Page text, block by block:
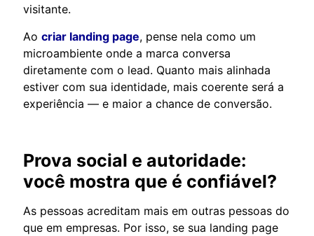
visitante.
Ao criar landing page, pense nela como um
microambiente onde a marca conversa
diretamente com o lead. Quanto mais alinhada
estiver com sua identidade, mais coerente será a
experiência — e maior a chance de conversão.
Prova social e autoridade:
você mostra que é confiável?
As pessoas acreditam mais em outras pessoas do
que em empresas. Por isso, se sua landing page